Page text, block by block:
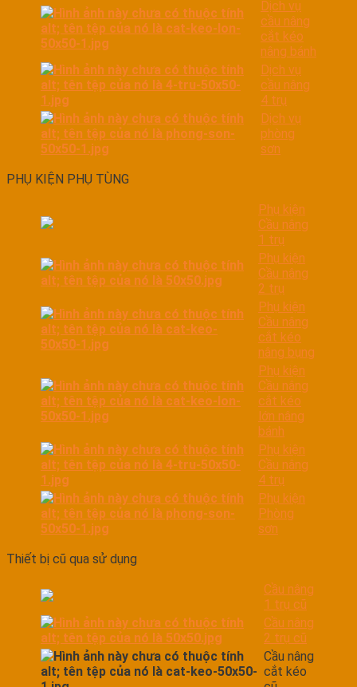
Dịch vụ
cầu nâng
cắt kéo
nâng bánh
Dịch vụ
cầu nâng
4 trụ
Dịch vụ
phòng
sơn
PHỤ KIỆN PHỤ TÙNG
Phụ kiện
Cầu nâng
1 trụ
Phụ kiện
Cầu nâng
2 trụ
Phụ kiện
Cầu nâng
cắt kéo
nâng bụng
Phụ kiện
Cầu nâng
cắt kéo
lớn nâng
bánh
Phụ kiện
Cầu nâng
4 trụ
Phụ kiện
Phòng
sơn
Thiết bị cũ qua sử dụng
Cầu nâng
1 trụ cũ
Cầu nâng
2 trụ cũ
Cầu nâng
cắt kéo